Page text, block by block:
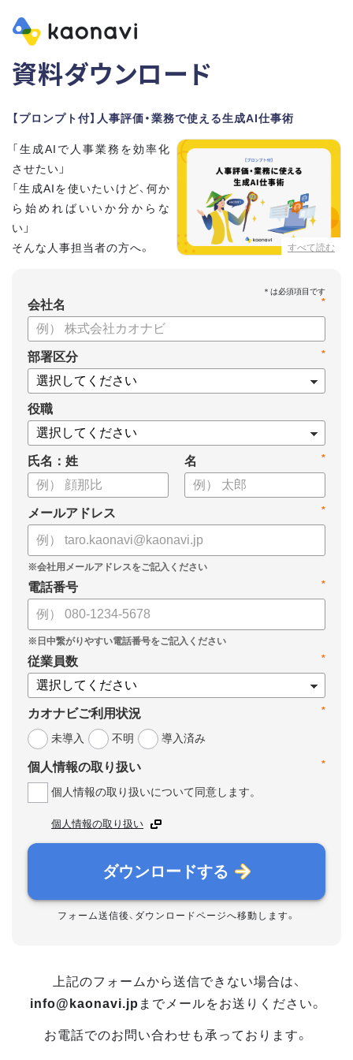
資料ダウンロード
【プロンプト付】人事評価・業務で使える生成AI仕事術
すべて読む
「生成AIで人事業務を効率化
させたい」
「生成AIを使いたいけど、何か
ら始めればいいか分からな
い」
そんな人事担当者の方へ。
本資料では、人事担当者300名の実態調査をもとに現場ですぐ
に役立つ生成AI活用術を紹介しています。
生成AI利用時のポイントや注意事項もまとめているため、これ
から始める方も安心です。評価シートフォーマットの作成や素
案の生成など、コピペで使えるプロンプトも収録！
生成AIを「壁打ち相手」や「作業アシスタント」にして、明日か
らの人事業務を効率化してみませんか？
【資料の内容】
・人事担当者に聞いた「生成AI活用に関する実態調査」
・生成AI利用における注意点やルール
・今日から使えるプロンプト集（人事評価、エンゲージメント業
務）
*
会社名
*
部署区分
役職
氏名：姓 *
名
*
メールアドレス
*
電話番号
*
従業員数
*
カオナビご利用状況
未導入
不明 導入済み
*
個人情報の取り扱い
個人情報の取り扱いについて同意します。
個人情報の取り扱い
ダウンロードする
フォーム送信後、ダウンロードページへ移動します。
上記のフォームから送信できない場合は、
info@kaonavi.jp までメールをお送りください。
お電話でのお問い合わせも承っております。